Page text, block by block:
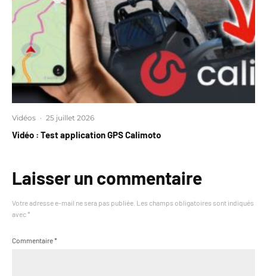
Vidéos · 25 juillet 2026
Vidéo : Test application GPS Calimoto
Laisser un commentaire
Votre adresse e-mail ne sera pas publiée. Les champs obligatoires sont indiqués
avec *
Commentaire*